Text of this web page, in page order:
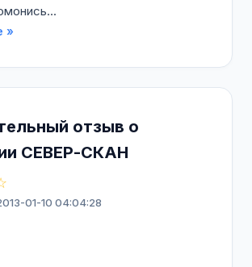
»
отзыв о
СЕВЕР-СКАН
01-10 04:04:28